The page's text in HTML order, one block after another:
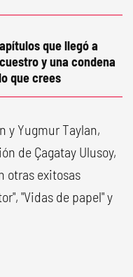
que llegó a
y una condena
que crees
y Yugmur Taylan,
de Çagatay Ulusoy,
otras exitosas
"Vidas de papel" y